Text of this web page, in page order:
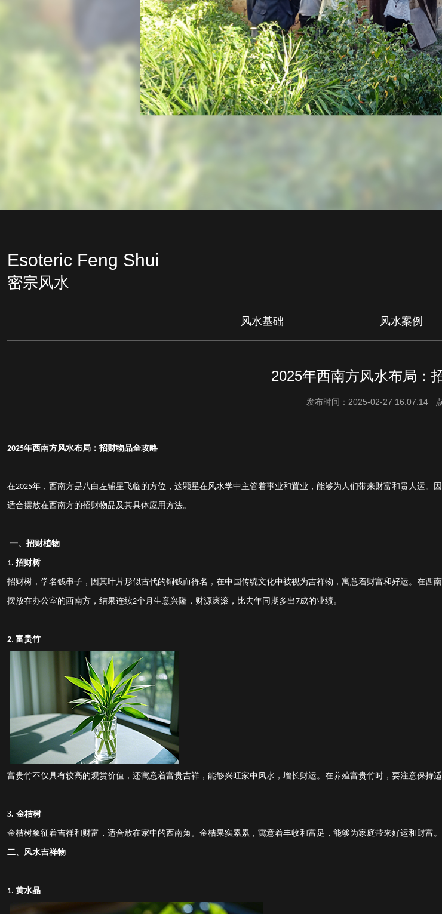
Esoteric Feng Shui
密宗风水
风水基础 风水案例
2025年西南方风水布局：
发布时间：2025-02-27 16:07:14
2025年西南方风水布局：招财物品全攻略
在2025年，西南方是八白左辅星飞临的方位，这颗星在风水学中主管着事业和置业，能够为人们带来财富和贵人运
适合摆放在西南方的招财物品及其具体应用方法。
一、招财植物
1. 招财树
招财树，学名钱串子，因其叶片形似古代的铜钱而得名，在中国传统文化中被视为吉祥物，寓意着财富和好运。在
摆放在办公室的西南方，结果连续2个月 生意兴隆，财源滚滚 ， 比去年同期多出7成的业绩。
2. 富贵竹
富贵竹不仅具有较高的观赏价值，还寓意着富贵吉祥，能够兴旺家中风水，增长财运。在养殖富贵竹时，要注意保持
3. 金桔树
金桔树象征着吉祥和财富，适合放在家中的西南角。金桔果实累累，寓意着丰收和富足，能够为家庭带来好运和财富。
二、风水吉祥物
1. 黄水晶